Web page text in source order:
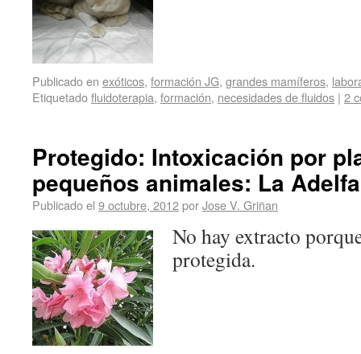
Publicado en exóticos, formación JG, grandes mamíferos,
Etiquetadofluidoterapia, formación, necesidades de fluidos | 2
Protegido: Intoxicación por
pequeños animales: La
Publicado el 9 octubre, 2012porJose V. Griñan
No hay extracto
protegida.